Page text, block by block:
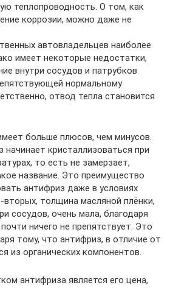
теплопроводность. О том, как
коррозии, можно даже не
автовладельцев наиболее
имеет некоторые недостатки,
внутри сосудов и патрубков
нормальному
отвод тепла становится
больше плюсов, чем минусов.
кристаллизоваться при
то есть не замерзает,
название. Это преимущество
антифриз даже в условиях
вторых, толщина масляной плёнки,
сосудов, очень мала, благодаря
ничего не препятствует. Это
тому, что антифриз, в отличие от
из органических компонентов.
антифриза является его цена,